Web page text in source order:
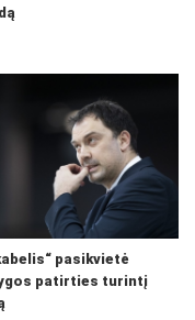
pasikvietė
patirties turintį